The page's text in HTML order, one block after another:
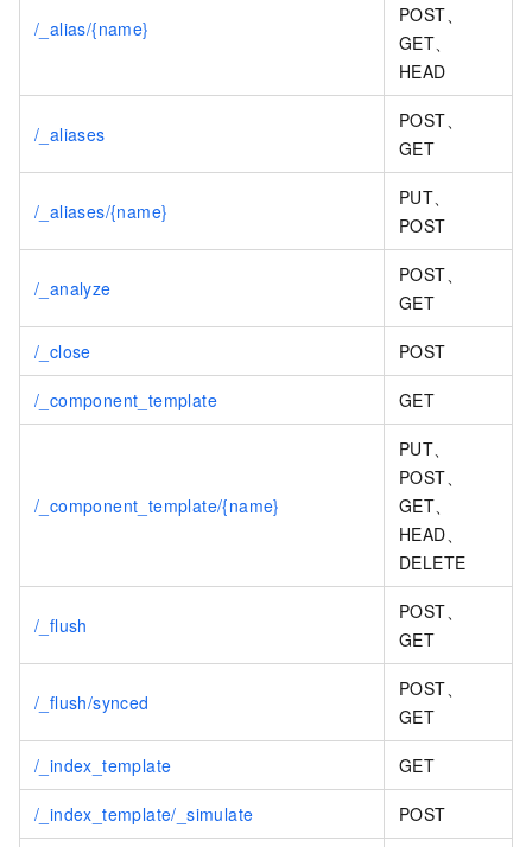
/_alias/{name}
POST、
GET、
HEAD
/_aliases
POST、
GET
/_aliases/{name}
PUT、
POST
/_analyze
POST、
GET
/_close POST
/_component_template GET
/_component_template/{name}
PUT、
POST、
GET、
HEAD、
DELETE
/_flush
POST、
GET
/_flush/synced
POST、
GET
/_index_template GET
/_index_template/_simulate POST